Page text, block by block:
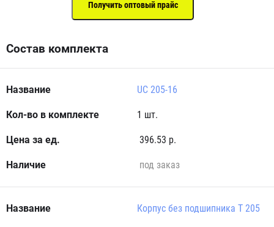
Состав комплекта
UC 205-16
1 шт.
396.53 р.
под заказ
Корпус без подшипника T 205